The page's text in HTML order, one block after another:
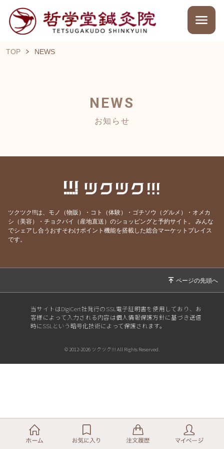
TOP NEWS
NEWS
お知らせ
ツクツク!!!は、モノ（物販）・コト（体験）・ゴチソウ（グルメ）・オメカ
シ（美容）・チョクバイ（産地直送）のショッピングと予約サイト。
みんな
でシェアし合うおすそわけポイント機能を搭載した総合マーケットプレイス
です。
当サイトはDigiCert社発行のSSL電子証明書を使用しており、お
客様によって入力される内容は個人情報保護方針に基づき送信
時にSSLという暗号化技術によって保護されます。
© 2012-2026 ツクツク!!! All Rights Reserved.